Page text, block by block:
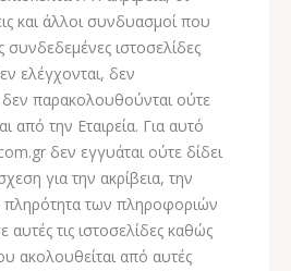
και άλλοι συνδυασμοί που
συνδεδεμένες ιστοσελίδες
ελέγχονται, δεν
παρακολουθούνται ούτε
την Εταιρεία. Για αυτό
δεν εγγυάται ούτε δίδει
για την ακρίβεια, την
πληρότητα των πληροφοριών
αυτές τις ιστοσελίδες καθώς
ακολουθείται από αυτές